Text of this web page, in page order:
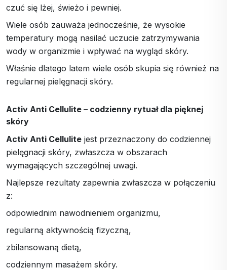
czuć się lżej, świeżo i pewniej.
Wiele osób zauważa jednocześnie, że wysokie
temperatury mogą nasilać uczucie zatrzymywania
wody w organizmie i wpływać na wygląd skóry.
Właśnie dlatego latem wiele osób skupia się również na
regularnej pielęgnacji skóry.
Activ Anti Cellulite – codzienny rytuał dla pięknej
skóry
Activ Anti Cellulite jest przeznaczony do codziennej
pielęgnacji skóry, zwłaszcza w obszarach
wymagających szczególnej uwagi.
Najlepsze rezultaty zapewnia zwłaszcza w połączeniu
z:
odpowiednim nawodnieniem organizmu,
regularną aktywnością fizyczną,
zbilansowaną dietą,
codziennym masażem skóry.